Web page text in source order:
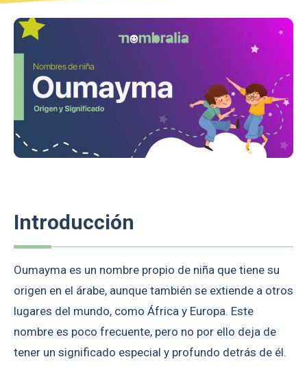
Introducción
Oumayma es un nombre propio de niña que tiene su
origen en el árabe, aunque también se extiende a otros
lugares del mundo, como África y Europa. Este
nombre es poco frecuente, pero no por ello deja de
tener un significado especial y profundo detrás de él.